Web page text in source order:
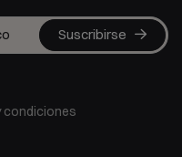
Suscribirse
condiciones